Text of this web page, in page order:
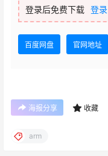
登录后免费下载 登录
百度网盘 官网地址
海报分享 收藏
arm